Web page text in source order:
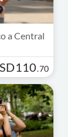
a Central
110.70